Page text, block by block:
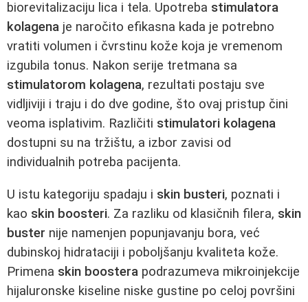
biorevitalizaciju lica i tela. Upotreba stimulatora
kolagena je naročito efikasna kada je potrebno
vratiti volumen i čvrstinu kože koja je vremenom
izgubila tonus. Nakon serije tretmana sa
stimulatorom kolagena, rezultati postaju sve
vidljiviji i traju i do dve godine, što ovaj pristup čini
veoma isplativim. Različiti stimulatori kolagena
dostupni su na tržištu, a izbor zavisi od
individualnih potreba pacijenta.
U istu kategoriju spadaju i skin busteri, poznati i
kao skin boosteri. Za razliku od klasičnih filera, skin
buster nije namenjen popunjavanju bora, već
dubinskoj hidrataciji i poboljšanju kvaliteta kože.
Primena skin boostera podrazumeva mikroinjekcije
hijaluronske kiseline niske gustine po celoj površini